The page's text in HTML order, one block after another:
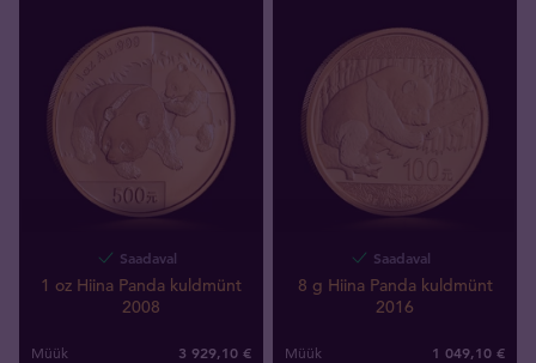
Saadaval
1 oz Hiina Panda kuldmünt
2008
Müük 3 929,10 €
Saadaval
8 g Hiina Panda kuldmünt
2016
Müük 1 049,10 €